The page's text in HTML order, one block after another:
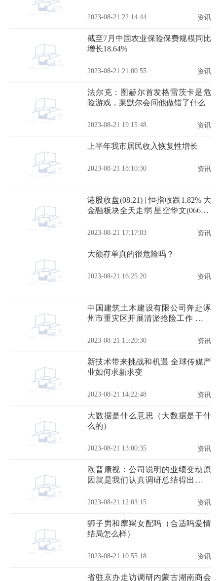
2023-08-21 22:14:44 资讯
截至7月中国农业保险保费规模同比
增长18.64%
2023-08-21 21:00:55 资讯
法尔克：图赫尔首发格雷茨卡是危
险游戏，莱默尔会问他做错了什么
2023-08-21 19:15:48 资讯
上半年我市居民收入恢复性增长
2023-08-21 18:10:30 资讯
港股收盘(08.21) | 恒指收跌1.82% 大
金融板块全天走弱 星空华文(06698)
2023-08-21 17:17:03 资讯
大额存单真的很危险吗？
2023-08-21 16:25:20 资讯
中国建筑土木建设有限公司奔赴涿
州市重灾区开展清淤抢险工作 具体
2023-08-21 15:20:30 资讯
新技术带来挑战和机遇 全球传媒产
业如何求新求变
2023-08-21 14:22:48 资讯
大数据是什么意思（大数据是干什
么的）
2023-08-21 13:00:35 资讯
欧普康视：公司说明的业绩变动原
因就是我们认真调研总结得出的，
2023-08-21 12:03:15 资讯
狮子男和摩羯女配吗（合适吗爱情
结局怎么样）
2023-08-21 10:55:18 资讯
省驻京办走访调研内蒙古湖南商会